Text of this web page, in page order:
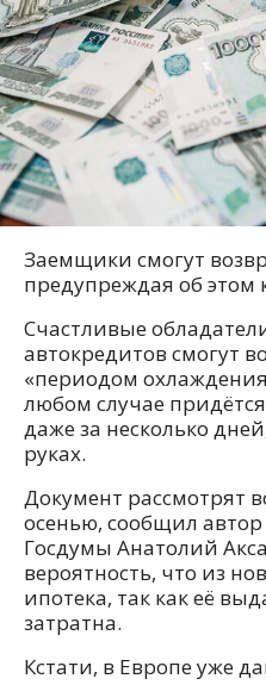
Заемщики смогут
предупреждая об этом
Счастливые
автокредитов смогут
«периодом
любом случае
даже за несколько
руках.
Документ рассмотрят
осенью, сообщил автор
Госдумы Анатолий
вероятность, что из
ипотека, так как её
затратна.
Кстати, в Европе уже